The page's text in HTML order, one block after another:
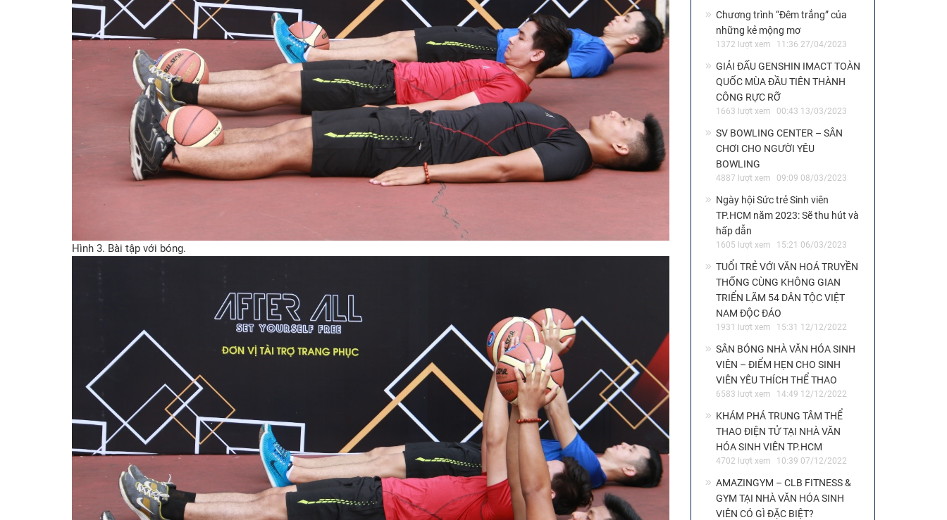
Hình 3. Bài tập với bóng.
Chương trình “Đêm trắng” của
những kẻ mộng mơ
1372 lượt xem 11:36 27/04/2023
GIẢI ĐẤU GENSHIN IMACT TOÀN
QUỐC MÙA ĐẦU TIÊN THÀNH
CÔNG RỰC RỠ
1663 lượt xem 00:43 13/03/2023
SV BOWLING CENTER – SÂN
CHƠI CHO NGƯỜI YÊU
BOWLING
4887 lượt xem 09:09 08/03/2023
Ngày hội Sức trẻ Sinh viên
TP.HCM năm 2023: Sẽ thu hút và
hấp dẫn
1605 lượt xem 15:21 06/03/2023
TUỔI TRẺ VỚI VĂN HOÁ TRUYỀN
THỐNG CÙNG KHÔNG GIAN
TRIỂN LÃM 54 DÂN TỘC VIỆT
NAM ĐỘC ĐÁO
1931 lượt xem 15:31 12/12/2022
SÂN BÓNG NHÀ VĂN HÓA SINH
VIÊN – ĐIỂM HẸN CHO SINH
VIÊN YÊU THÍCH THỂ THAO
6583 lượt xem 14:49 12/12/2022
KHÁM PHÁ TRUNG TÂM THỂ
THAO ĐIỆN TỬ TẠI NHÀ VĂN
HÓA SINH VIÊN TP.HCM
4702 lượt xem 10:39 07/12/2022
AMAZINGYM – CLB FITNESS &
GYM TẠI NHÀ VĂN HÓA SINH
VIÊN CÓ GÌ ĐẶC BIỆT?